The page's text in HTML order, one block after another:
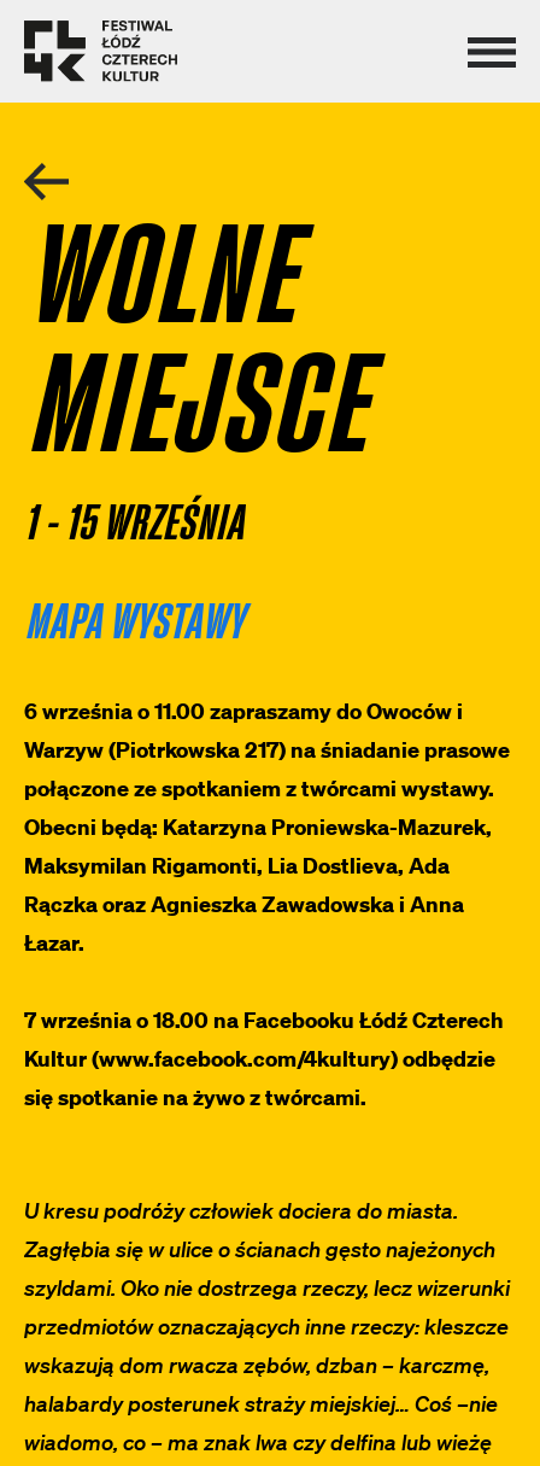
WOLNE
MIEJSCE
1 - 15 WRZEŚNIA
MAPA WYSTAWY
6 września o 11.00 zapraszamy do Owoców i
Warzyw (Piotrkowska 217) na śniadanie prasowe
połączone ze spotkaniem z twórcami wystawy.
Obecni będą: Katarzyna Proniewska-Mazurek,
Maksymilan Rigamonti, Lia Dostlieva, Ada
Rączka oraz Agnieszka Zawadowska i Anna
Łazar.
7 września o 18.00 na Facebooku Łódź Czterech
Kultur (www.facebook.com/4kultury) odbędzie
się spotkanie na żywo z twórcami.
U kresu podróży człowiek dociera do miasta.
Zagłębia się w ulice o ścianach gęsto najeżonych
szyldami. Oko nie dostrzega rzeczy, lecz wizerunki
przedmiotów oznaczających inne rzeczy: kleszcze
wskazują dom rwacza zębów, dzban – karczmę,
halabardy posterunek straży miejskiej… Coś –nie
wiadomo, co – ma znak lwa czy delfina lub wieżę